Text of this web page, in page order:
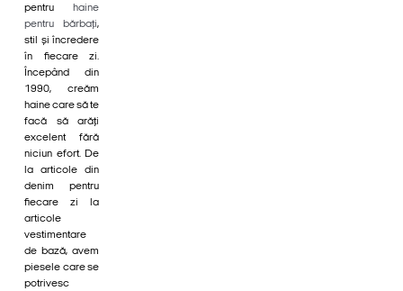
pentru haine
pentru bărbați,
stil și încredere
în fiecare zi.
Începând din
1990, creăm
haine care să te
facă să arăți
excelent fără
niciun efort. De
la articole din
denim pentru
fiecare zi la
articole
vestimentare
de bază, avem
piesele care se
potrivesc